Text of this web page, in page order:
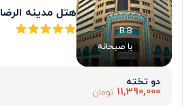
B.B
با صبحانه
هتل مدینه الرضا
دو تخته
11,390,000 تومان